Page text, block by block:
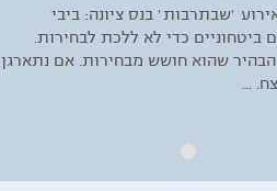
׳שבתרבות׳ בנס ציונה: ביבי
כדי לא ללכת לבחירות.
שהוא חושש מבחירות. אם נתארגן
...